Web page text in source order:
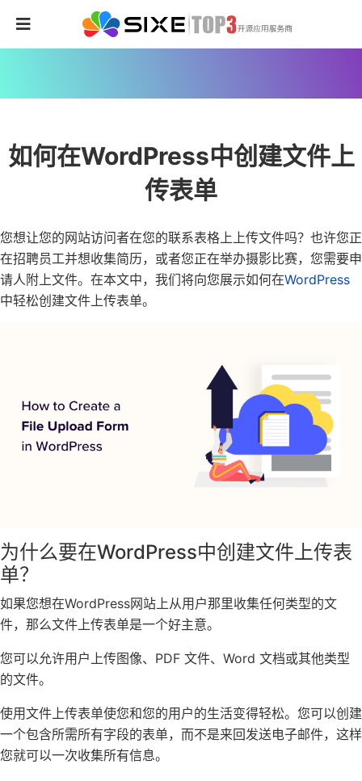
如何在WordPress中创建文件上
传表单
您想让您的网站访问者在您的联系表格上上传文件吗？也许您正
在招聘员工并想收集简历，或者您正在举办摄影比赛，您需要申
请人附上文件。在本文中，我们将向您展示如何在WordPress
中轻松创建文件上传表单。
为什么要在WordPress中创建文件上传表
单？
如果您想在WordPress网站上从用户那里收集任何类型的文
件，那么文件上传表单是一个好主意。
您可以允许用户上传图像、PDF 文件、Word 文档或其他类型
的文件。
使用文件上传表单使您和您的用户的生活变得轻松。您可以创建
一个包含所需所有字段的表单，而不是来回发送电子邮件，这样
您就可以一次收集所有信息。